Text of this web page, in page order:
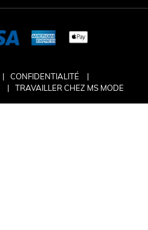
CONFIDENTIALITÉ
TRAVAILLER CHEZ MS MODE